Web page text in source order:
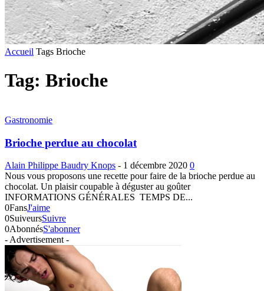
Accueil Tags Brioche
Tag: Brioche
Gastronomie
Brioche perdue au chocolat
Alain Philippe Baudry Knops - 1 décembre 2020 0
Nous vous proposons une recette pour faire de la brioche perdue au
chocolat. Un plaisir coupable à déguster au goûter
INFORMATIONS GÉNÉRALES TEMPS DE...
0FansJ'aime
0SuiveursSuivre
0AbonnésS'abonner
- Advertisement -